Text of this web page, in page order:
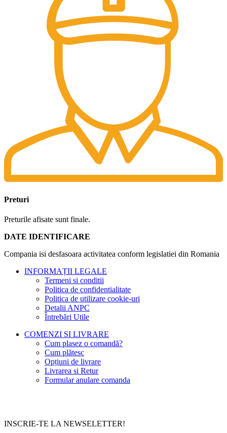
Preturi
Preturile afisate sunt finale.
DATE IDENTIFICARE
Compania isi desfasoara activitatea conform legislatiei din Romania
INFORMAȚII LEGALE
Termeni si conditii
Politica de confidentialitate
Politica de utilizare cookie-uri
Detalii ANPC
Întrebări Utile
COMENZI SI LIVRARE
Cum plasez o comandă?
Cum plătesc
Opțiuni de livrare
Livrarea si Retur
Formular anulare comanda
INSCRIE-TE LA NEWSELETTER!